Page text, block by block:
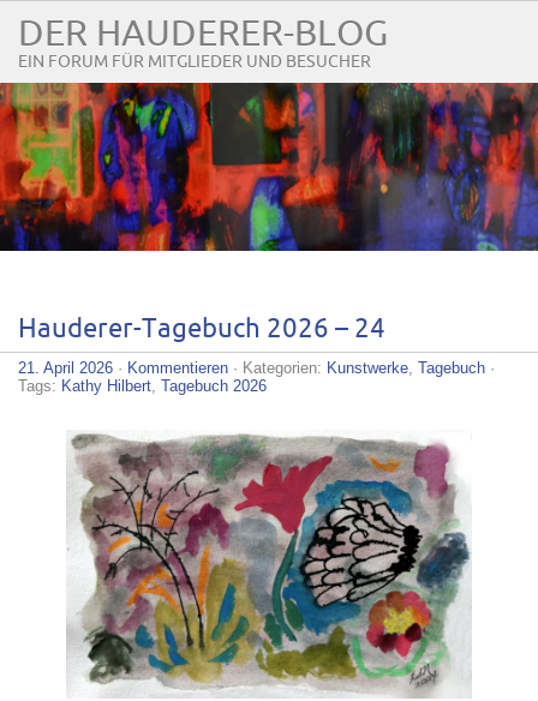
DER HAUDERER-BLOG
EIN FORUM FÜR MITGLIEDER UND BESUCHER
Hauderer-Tagebuch 2026 – 24
21. April 2026 · Kommentieren · Kategorien: Kunstwerke, Tagebuch ·
Tags: Kathy Hilbert, Tagebuch 2026